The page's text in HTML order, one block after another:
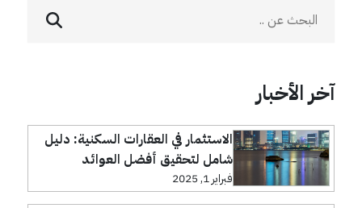
آخر الأخبار
الاستثمار في العقارات السكنية: دليل
شامل لتحقيق أفضل العوائد
فبراير 1, 2025